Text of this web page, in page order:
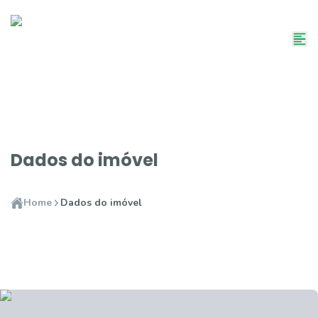
Dados do imóvel
Home Dados do imóvel